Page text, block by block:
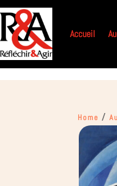
Accueil
Home /